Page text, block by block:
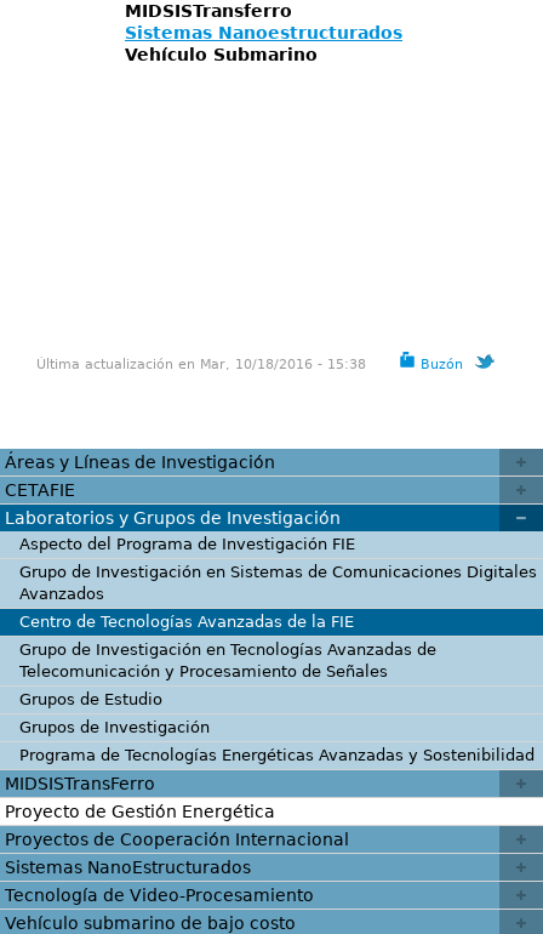
MIDSISTransferro
Sistemas Nanoestructurados
Vehículo Submarino
Buzón
Última actualización en Mar, 10/18/2016 - 15:38
Áreas y Líneas de Investigación
CETAFIE
Laboratorios y Grupos de Investigación
Aspecto del Programa de Investigación FIE
Grupo de Investigación en Sistemas de Comunicaciones Digitales
Avanzados
Centro de Tecnologías Avanzadas de la FIE
Grupo de Investigación en Tecnologías Avanzadas de
Telecomunicación y Procesamiento de Señales
Grupos de Estudio
Grupos de Investigación
Programa de Tecnologías Energéticas Avanzadas y Sostenibilidad
MIDSISTransFerro
Proyecto de Gestión Energética
Proyectos de Cooperación Internacional
Sistemas NanoEstructurados
Tecnología de Video-Procesamiento
Vehículo submarino de bajo costo